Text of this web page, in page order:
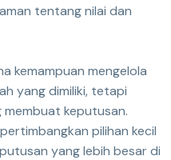
tentang nilai dan
kemampuan mengelola
yang dimiliki, tetapi
keputusan.
pilihan kecil
yang lebih besar di